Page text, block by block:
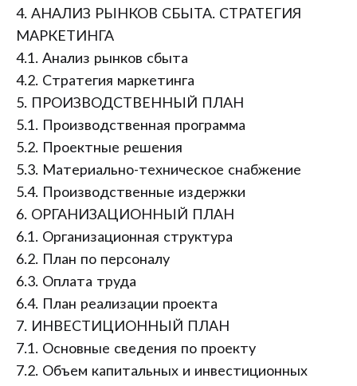
4. АНАЛИЗ РЫНКОВ СБЫТА. СТРАТЕГИЯ
МАРКЕТИНГА
4.1. Анализ рынков сбыта
4.2. Стратегия маркетинга
5. ПРОИЗВОДСТВЕННЫЙ ПЛАН
5.1. Производственная программа
5.2. Проектные решения
5.3. Материально-техническое снабжение
5.4. Производственные издержки
6. ОРГАНИЗАЦИОННЫЙ ПЛАН
6.1. Организационная структура
6.2. План по персоналу
6.3. Оплата труда
6.4. План реализации проекта
7. ИНВЕСТИЦИОННЫЙ ПЛАН
7.1. Основные сведения по проекту
7.2. Объем капитальных и инвестиционных